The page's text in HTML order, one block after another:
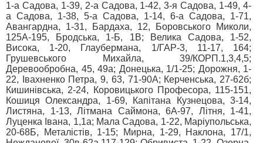
1-а Садова, 1-39, 2-а Садова, 1-42, 3-я Садова, 1-49, 4-
а Садова, 1-38, 5-а Садова, 1-14, 6-а Садова, 1-71,
Авангардна, 1-31, Бардаха, 12, Боровського Миколи,
125А-195, Бродська, 1-Б, 1В; Велика Садова, 1-52,
Висока, 1-20, Глаубермана, 1/ГАР-3, 11-17, 164;
Грушевського Михайла, 39/КОРП.1,3,4,5;
Деревообробна, 45, 49а; Донецька, 1/1-25; Дорожня, 1-
22, Івахненко Петра, 9, 63, 71-90А; Керченська, 27-62б;
Кишинівська, 2-24, Коровицького Професора, 115-151,
Кошиця Олександра, 1-69, Капітана Кузнецова, 3-14,
Листяна, 1-13, Літмана Саймона, 6А-97, Літня, 1-41,
Луценка Івана, 1,1а; Мала Садова, 1-22, Маріупольська,
20-68Б, Металістів, 1-15; Мирна, 1-29, Наклона, 17/1,